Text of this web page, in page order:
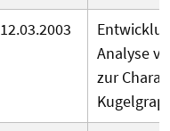
12.03.2003
Analyse
zur